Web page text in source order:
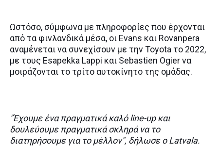
Ωστόσο, σύμφωνα με πληροφορίες που έρχονται
από τα φινλανδικά μέσα, οι Evans και Rovanpera
αναμένεται να συνεχίσουν με την Toyota το 2022,
με τους Esapekka Lappi και Sebastien Ogier να
μοιράζονται το τρίτο αυτοκίνητο της ομάδας.
"Έχουμε ένα πραγματικά καλό line-up και
δουλεύουμε πραγματικά σκληρά να το
διατηρήσουμε για το μέλλον", δήλωσε ο Latvala.